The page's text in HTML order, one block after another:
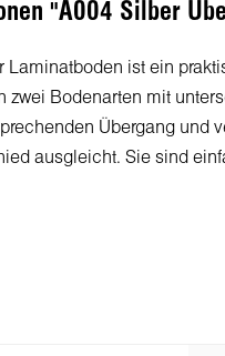
"A004 Silber
Laminatboden ist ein
zwei Bodenarten mit
Übergang und
ausgleicht. Sie sind